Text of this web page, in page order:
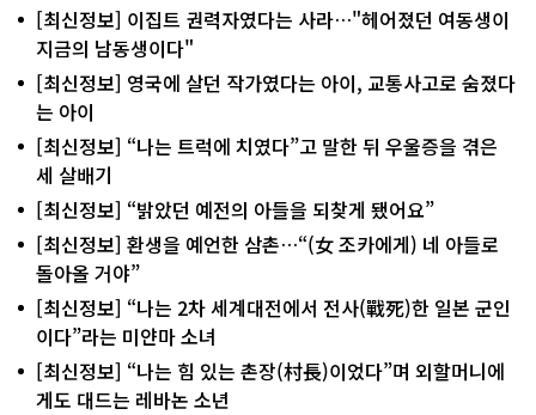
[최신정보] 이집트 권력자였다는 사라…"헤어졌던 여동생이
지금의 남동생이다"
[최신정보] 영국에 살던 작가였다는 아이, 교통사고로 숨졌다
는 아이
[최신정보] “나는 트럭에 치였다”고 말한 뒤 우울증을 겪은
세 살배기
[최신정보] “밝았던 예전의 아들을 되찾게 됐어요”
[최신정보] 환생을 예언한 삼촌…“(女 조카에게) 네 아들로
돌아올 거야”
[최신정보] “나는 2차 세계대전에서 전사(戰死)한 일본 군인
이다”라는 미얀마 소녀
[최신정보] “나는 힘 있는 촌장(村長)이었다”며 외할머니에
게도 대드는 레바논 소년